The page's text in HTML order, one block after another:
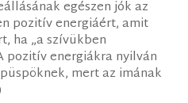
egészen jók az
pozitív energiáért, amit
ha „a szívükben
pozitív energiákra nyilván
mert az imának